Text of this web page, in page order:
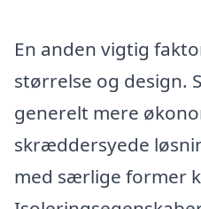
En anden vigtig
størrelse og design.
generelt mere
skræddersyede
med særlige former